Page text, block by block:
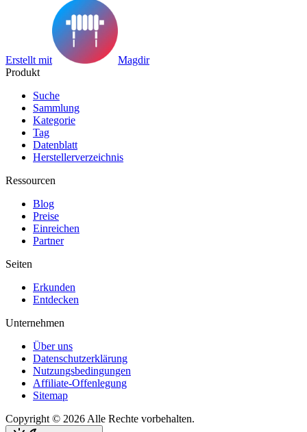
Erstellt mit
Magdir
Produkt
Suche
Sammlung
Kategorie
Tag
Datenblatt
Herstellerverzeichnis
Ressourcen
Blog
Preise
Einreichen
Partner
Seiten
Erkunden
Entdecken
Unternehmen
Über uns
Datenschutzerklärung
Nutzungsbedingungen
Affiliate-Offenlegung
Sitemap
Copyright © 2026 Alle Rechte vorbehalten.